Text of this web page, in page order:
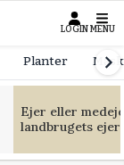
LOGIN MENU
Planter
Ejer eller
landbrugets